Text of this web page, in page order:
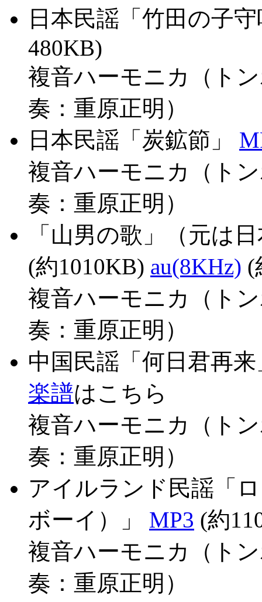
日本民謡「竹田の子
480KB)
複音ハーモニカ（ト
奏：重原正明）
日本民謡「炭鉱節」
複音ハーモニカ（ト
奏：重原正明）
「山男の歌」（元は
(約1010KB) au(8KHz) (
複音ハーモニカ（ト
奏：重原正明）
中国民謡「何日君再
楽譜はこちら
複音ハーモニカ（ト
奏：重原正明）
アイルランド民謡「
ボーイ）」 MP3 (約
複音ハーモニカ（ト
奏：重原正明）